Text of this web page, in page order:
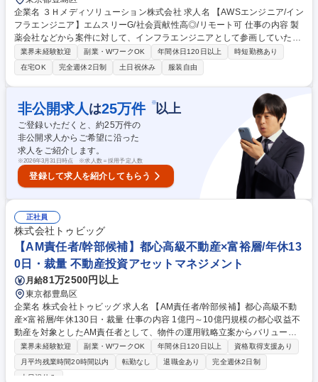
企業名 ３Ｈメディソリューション株式会社 求人名 【AWSエンジニア/イン
フラエンジニア】エムスリーG/社会貢献性高◎/リモート可 仕事の内容 製
薬会社などから案件に対して、インフラエンジニアとして参画していただ
きます。PMが要件定義した内容から、システムの正常稼働に必要なスペ
ックや年間データ量などを考慮し、最適なAWS環境を設計いただきます。
【業務詳細】AWSを使用したインフラ設計・構築・運用を担当します。IT
ソリューショングループとデジタルグループの両方のプロジェクトに関わ
り、サーバーセキュリティの管理や新規システムの構築を行います。入社
後は、既存システムの理解を深めつつ、新規プロジェクトにおいてはサー
バーの立ち上げをお任せします。AI技術を活用した医療分野のプロジェク
トにも参画し、革新的なソリューションを提供する役割を担います。 募集
職種 【AWSエンジニア/インフラエンジニア】エムスリーG/社会貢献性高
◎/リモート可
業界未経験歓迎 副業・WワークOK 年間休日120日以上
時短勤務あり
在宅OK
完全週休2日制 土日祝休み 服装自由
非公開求人 は25万件 ※以上
ご登録いただくと、約25万件の
非公開求人からご希望に沿った
求人をご紹介します。
※2026年3月31日時点 ※求人数＝採用予定人数
登録して求人を紹介してもらう
正社員
株式会社トゥビッグ
【AM責任者/幹部候補】都心高級不動産×富裕層/年休13
0日・裁量 不動産投資アセットマネジメント
月給81万2500円以上
東京都豊島区
企業名 株式会社トゥビッグ 求人名 【AM責任者/幹部候補】都心高級不動
産×富裕層/年休130日・裁量 仕事の内容 1億円～10億円規模の都心収益不
動産を対象としたAM責任者として、物件の運用戦略立案からバリューア
ップ、チームのマネジメントまでを統括し、顧客と自社の資産価値最大化
を牽引していただきます。 ■リーシング戦略・バリューアップ施策による
収益性・資産価値の向上 ■賃料収入・運営コスト等の収支管理、パフォー
業界未経験歓迎 副業・WワークOK 年間休日120日以上
資格取得支援あり
月平均残業時間20時間以内
転勤なし 退職金あり
完全週休2日制
土日祝休み